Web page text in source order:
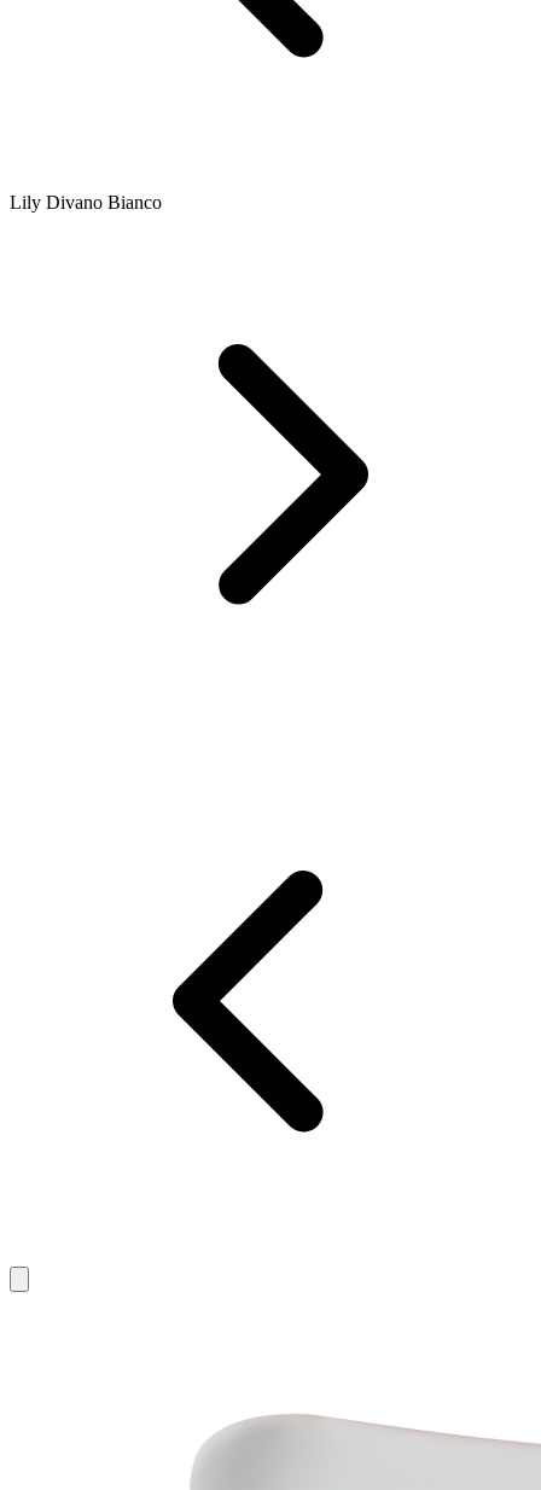
Lily Divano Bianco